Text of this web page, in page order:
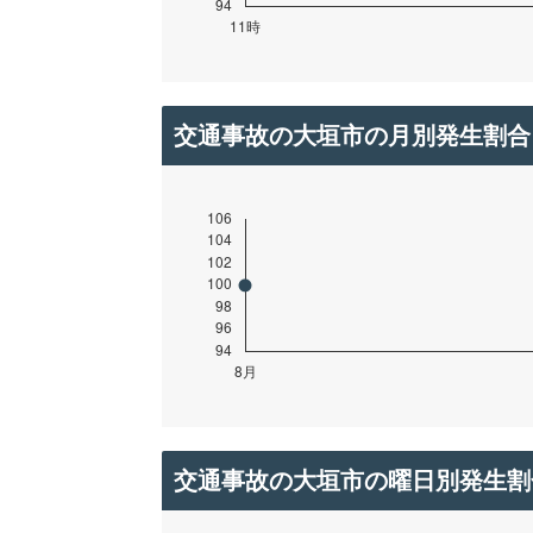
交通事故の大垣市の月別発生割合
交通事故の大垣市の曜日別発生